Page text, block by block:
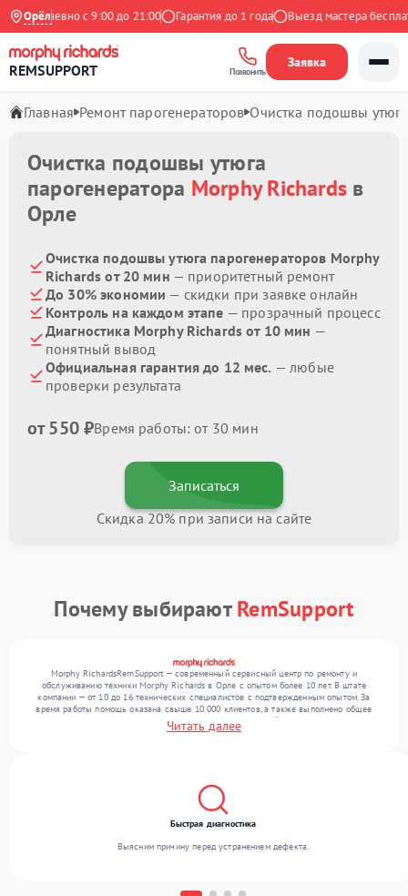
Орёл
Ежедневно с 9:00 до 21:00 Гарантия до 1 года Выезд мастера бесплатно
REMSUPPORT Позвонить
Заявка
Главная Ремонт парогенераторов Очистка подошвы утюга
Очистка подошвы утюга
парогенератора Morphy Richards в
Орле
Очистка подошвы утюга парогенераторов Morphy
Richards от 20 мин — приоритетный ремонт
До 30% экономии — скидки при заявке онлайн
Контроль на каждом этапе — прозрачный процесс
Диагностика Morphy Richards от 10 мин —
понятный вывод
Официальная гарантия до 12 мес. — любые
проверки результата
от 550 ₽Время работы: от 30 мин
Записаться
Скидка 20% при записи на сайте
Почему выбираютRemSupport
Morphy RichardsRemSupport — современный сервисный центр по ремонту и
обслуживанию техники Morphy Richards в Орле с опытом более 10 лет. В штате
компании — от 10 до 16 технических специалистов с подтвержденным опытом. За
время работы помощь оказана свыше 10 000 клиентов, а также выполнено общее
число ремонтов превысило 12 000. Ежемесячно в сервисный центр поступает свыше
300 единиц техники, включая , , . Мы беремся за задачи любой сложности и
Читать далее
Быстрая диагностика
Выясним причину перед устранением дефекта.